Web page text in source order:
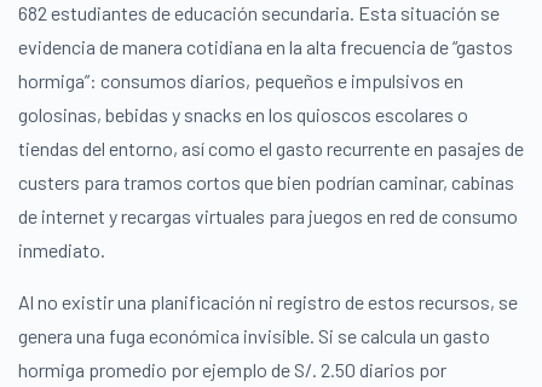
682 estudiantes de educación secundaria. Esta situación se
evidencia de manera cotidiana en la alta frecuencia de “gastos
hormiga”: consumos diarios, pequeños e impulsivos en
golosinas, bebidas y snacks en los quioscos escolares o
tiendas del entorno, así como el gasto recurrente en pasajes de
custers para tramos cortos que bien podrían caminar, cabinas
de internet y recargas virtuales para juegos en red de consumo
inmediato.
Al no existir una planificación ni registro de estos recursos, se
genera una fuga económica invisible. Si se calcula un gasto
hormiga promedio por ejemplo de S/. 2.50 diarios por